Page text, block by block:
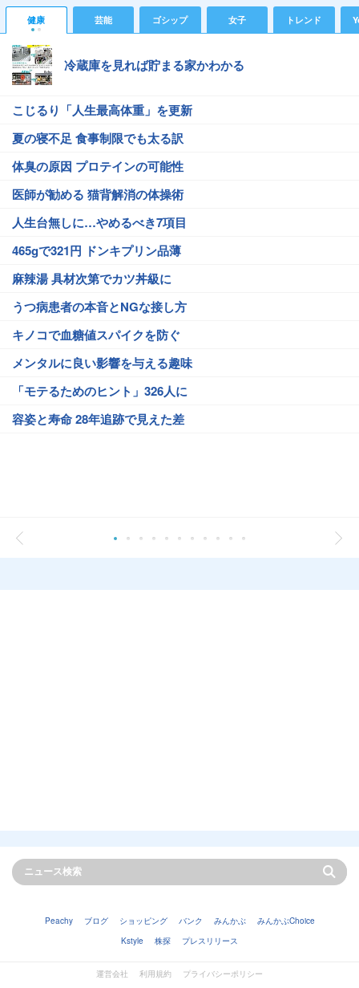
健康 芸能 ゴシップ 女子 トレンド
冷蔵庫を見れば貯まる家かわかる
こじるり「人生最高体重」を更新
夏の寝不足 食事制限でも太る訳
体臭の原因 プロテインの可能性
医師が勧める 猫背解消の体操術
人生台無しに…やめるべき7項目
465gで321円 ドンキプリン品薄
麻辣湯 具材次第でカツ丼級に
うつ病患者の本音とNGな接し方
キノコで血糖値スパイクを防ぐ
メンタルに良い影響を与える趣味
「モテるためのヒント」326人に
容姿と寿命 28年追跡で見えた差
Peachy ブログ ショッピング バンク みんかぶ
みんかぶChoice
Kstyle
株探 プレスリリース
運営会社 利用規約
プライバシーポリシー